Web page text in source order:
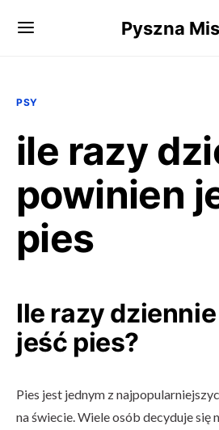
Pyszna
PSY
ile razy
powinien
pies
Ile razy
jeść pies?
Pies jest jednym z
na świecie. Wiele osób decyduje się